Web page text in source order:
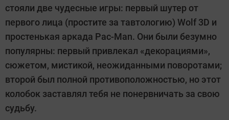
стояли две чудесные игры: первый шутер от
первого лица (простите за тавтологию) Wolf 3D и
простенькая аркада Pac-Man. Они были безумно
популярны: первый привлекал «декорациями»,
сюжетом, мистикой, неожиданными поворотами;
второй был полной противоположностью, но этот
колобок заставлял тебя не понервничать за свою
судьбу.